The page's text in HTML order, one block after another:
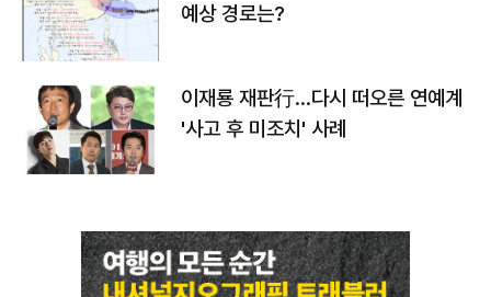
예상 경로는?
이재룡 재판行…다시 떠오른 연예계
'사고 후 미조치' 사례